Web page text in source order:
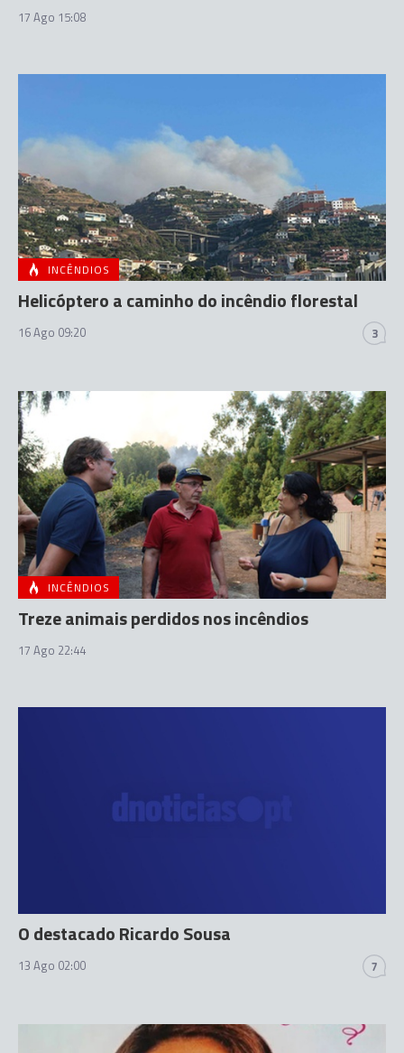
17 Ago 15:08
INCÊNDIOS
Helicóptero a caminho do incêndio florestal
16 Ago 09:20 3
INCÊNDIOS
Treze animais perdidos nos incêndios
17 Ago 22:44
O destacado Ricardo Sousa
13 Ago 02:00 7